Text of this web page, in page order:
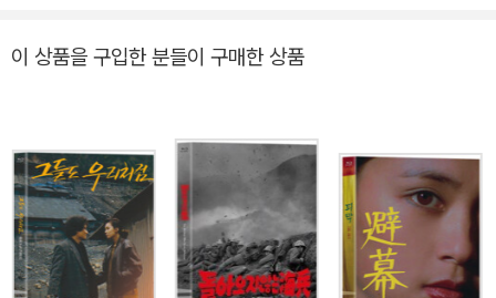
다. 이 무렵 그에 대해서는 “항상 어두운 모습을 몸에 지니고 있지만
적인 한국여인상이 부각되었고 ‘희생의 여인’상이 관객의 동정을 받
으면서 많은 팬을 가지게 되었다. 실제로 그의 역할은 가난한 대학교
수 부인, 현숙한 외교관의 아내, 선량한 어머니, 간호부, 기생, 가정교
사, 바 걸 등 다양했지만 모든 결말은 “여성이 갖고 있는 비극성”으로
이어졌다고 주증녀 스스로 지적한다. 하지만 “시대가 변할수록 영화
상을 떠났다. 출처: 한국영화인 정보조사
화상 여우주연상 - 혈맥
이 상품을 구입한 분들이 구매한 상품